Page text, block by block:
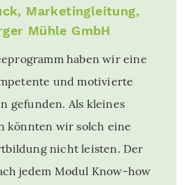
Marketingleitung,
Mühle GmbH
haben wir eine
und motivierte
gefunden. Als kleines
könnten wir solch eine
nicht leisten. Der
jedem Modul Know-how